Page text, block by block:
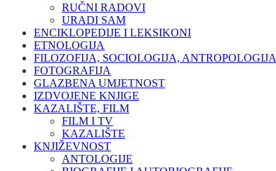
RUČNI RADOVI
URADI SAM
ENCIKLOPEDIJE I LEKSIKONI
ETNOLOGIJA
FILOZOFIJA, SOCIOLOGIJA, ANTROPOLOGIJA
FOTOGRAFIJA
GLAZBENA UMJETNOST
IZDVOJENE KNJIGE
KAZALIŠTE, FILM
FILM I TV
KAZALIŠTE
KNJIŽEVNOST
ANTOLOGIJE